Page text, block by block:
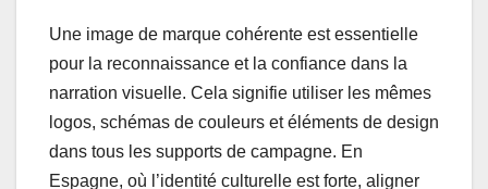
Une image de marque cohérente est essentielle
pour la reconnaissance et la confiance dans la
narration visuelle. Cela signifie utiliser les mêmes
logos, schémas de couleurs et éléments de design
dans tous les supports de campagne. En
Espagne, où l’identité culturelle est forte, aligner